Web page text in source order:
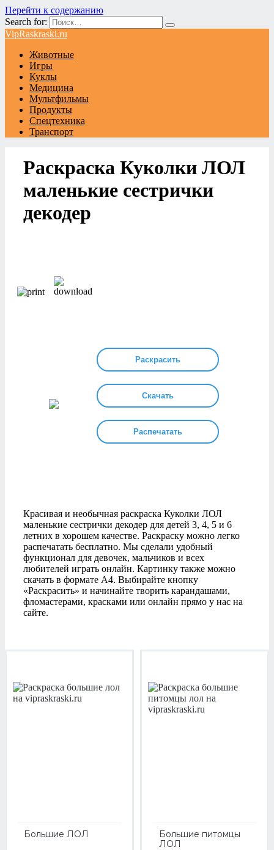
Перейти к содержанию
Search for:
VipRaskraski.ru
Животные
Игры
Куклы
Медицина
Мультфильмы
Продукты
Спецтехника
Транспорт
Раскраска Куколки ЛОЛ
маленькие сестрички
декодер
Раскрасить
Скачать
Распечатать
Красивая и необычная раскраска Куколки ЛОЛ
маленькие сестрички декодер для детей 3, 4, 5 и 6
летних в хорошем качестве. Раскраску можно легко
распечатать бесплатно. Мы сделали удобный
функционал для девочек, мальчиков и всех
любителей играть онлайн. Картинку также можно
скачать в формате А4. Выбирайте кнопку
«Раскрасить» и начинайте творить карандашами,
фломастерами, красками или онлайн прямо у нас на
сайте.
Большие ЛОЛ
Большие питомцы
ЛОЛ